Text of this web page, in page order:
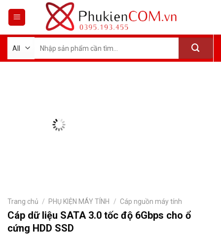
kiếm:
Trang chủ / PHỤ KIỆN MÁY TÍNH / Cáp nguồn máy tính
Cáp dữ liệu SATA 3.0 tốc độ 6Gbps cho ổ
cứng HDD SSD